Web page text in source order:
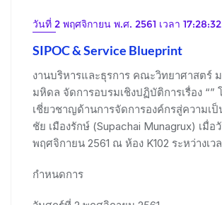
วันที่ 2 พฤศจิกายน พ.ศ. 2561 เวลา
SIPOC & Service Blueprint
งานบริหารและธุรการ คณะวิทยาศาสตร์
มหิดล จัดการอบรมเชิงปฏิบัติการเรื่อง “”
เชี่ยวชาญด้านการจัดการองค์กรสู่ความเ
ชัย เมืองรักษ์ (Supachai Munagrux) เมื่อ
พฤศจิกายน 2561 ณ ห้อง K102 ระหว่างเว
กำหนดการ